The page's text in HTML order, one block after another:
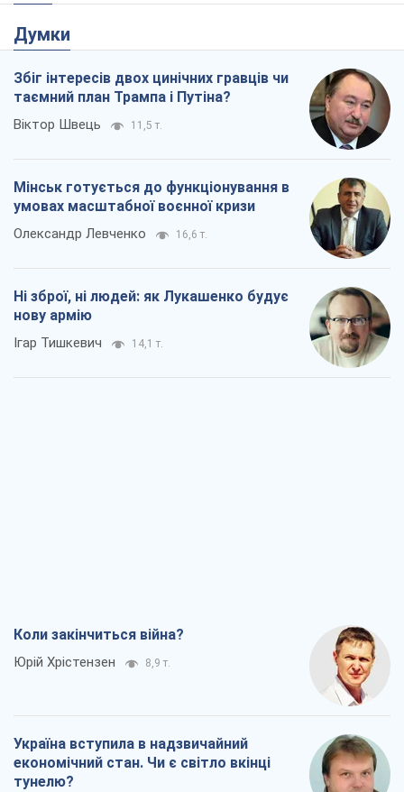
Думки
Збіг інтересів двох цинічних гравців чи
таємний план Трампа і Путіна?
Віктор Швець 11,5 т.
Мінськ готується до функціонування в
умовах масштабної воєнної кризи
Олександр Левченко 16,6 т.
Ні зброї, ні людей: як Лукашенко будує
нову армію
Ігар Тишкевич 14,1 т.
Коли закінчиться війна?
Юрій Хрістензен 8,9 т.
Україна вступила в надзвичайний
економічний стан. Чи є світло вкінці
тунелю?